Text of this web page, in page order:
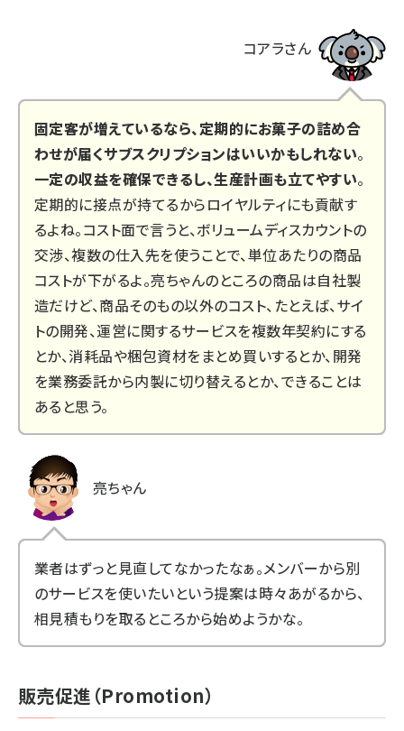
コアラさん
固定客が増えているなら、定期的にお菓子の詰め合
わせが届くサブスクリプションはいいかもしれない。
一定の収益を確保できるし、生産計画も立てやすい。
定期的に接点が持てるからロイヤルティにも貢献す
るよね。コスト面で言うと、ボリュームディスカウントの
交渉、複数の仕入先を使うことで、単位あたりの商品
コストが下がるよ。亮ちゃんのところの商品は自社製
造だけど、商品そのもの以外のコスト、たとえば、サイ
トの開発、運営に関するサービスを複数年契約にする
とか、消耗品や梱包資材をまとめ買いするとか、開発
を業務委託から内製に切り替えるとか、できることは
あると思う。
亮ちゃん
業者はずっと見直してなかったなぁ。メンバーから別
のサービスを使いたいという提案は時々あがるから、
相見積もりを取るところから始めようかな。
販売促進（Promotion）